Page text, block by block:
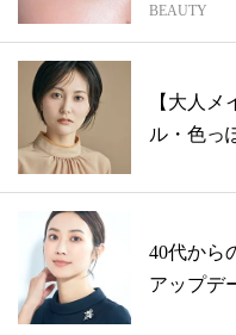
BEAUTY
【大人
ル・色っ
40代から
アップデ